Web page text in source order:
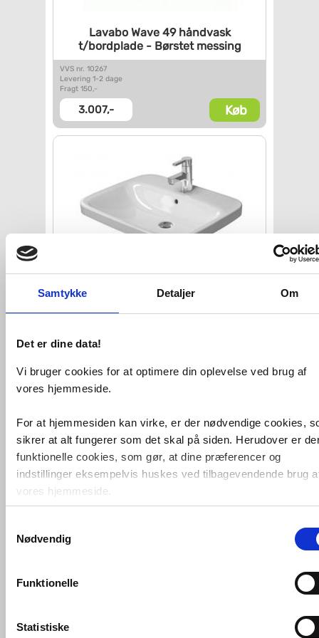
Samtykke Detaljer Om
Det er dine data!
Vi bruger cookies for at optimere din oplevelse ved brug af
vores hjemmeside.
For at hjemmesiden kan virke, er der nødvendige cookies,
sikrer at alt fungerer som det skal på siden. Herudover er
funktionelle cookies, som gør, at dine præferencer og
indstillinger eksempelvis huskes ved tilbagevendende brug
vores hjemmeside.
Foruden nødvendige og funktionelle cookies er der
cookies. Disse bruger vi bl.a. til at måle trafik, omsætning,
marketingcookies, som vi bruger til at målrette vores
markedsføring med henblik på annonceindhold, som giver
Nødvendig
Funktionelle
Statistiske
Lavabo Wave 49 håndvask
t/bordplade - Børstet messing
VVS nr. 10267
Levering 1-2 dage
Fragt 150,-
3.007,- Køb
t/nedfældning - 1 hanehul
Fragt 99,-
VVS nr. 635906000
Levering 5-10 dage